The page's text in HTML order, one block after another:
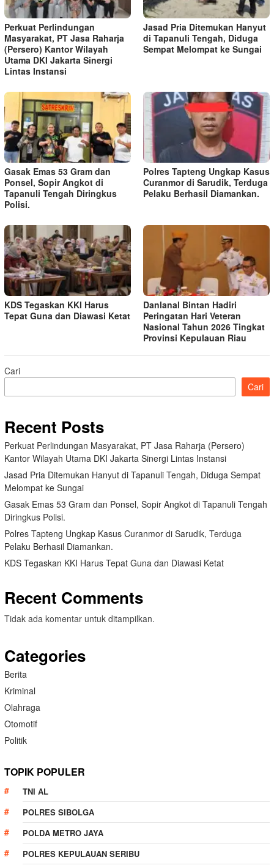
Perkuat Perlindungan
Masyarakat, PT Jasa Raharja
(Persero) Kantor Wilayah
Utama DKI Jakarta Sinergi
Lintas Instansi
Jasad Pria Ditemukan Hanyut
di Tapanuli Tengah, Diduga
Sempat Melompat ke Sungai
Gasak Emas 53 Gram dan
Ponsel, Sopir Angkot di
Tapanuli Tengah Diringkus
Polisi.
Polres Tapteng Ungkap Kasus
Curanmor di Sarudik, Terduga
Pelaku Berhasil Diamankan.
KDS Tegaskan KKI Harus
Tepat Guna dan Diawasi Ketat
Danlanal Bintan Hadiri
Peringatan Hari Veteran
Nasional Tahun 2026 Tingkat
Provinsi Kepulauan Riau
Cari
Cari
Recent Posts
Perkuat Perlindungan Masyarakat, PT Jasa Raharja (Persero)
Kantor Wilayah Utama DKI Jakarta Sinergi Lintas Instansi
Jasad Pria Ditemukan Hanyut di Tapanuli Tengah, Diduga Sempat
Melompat ke Sungai
Gasak Emas 53 Gram dan Ponsel, Sopir Angkot di Tapanuli Tengah
Diringkus Polisi.
Polres Tapteng Ungkap Kasus Curanmor di Sarudik, Terduga
Pelaku Berhasil Diamankan.
KDS Tegaskan KKI Harus Tepat Guna dan Diawasi Ketat
Recent Comments
Tidak ada komentar untuk ditampilkan.
Categories
Berita
Kriminal
Olahraga
Otomotif
Politik
TOPIK POPULER
TNI AL
POLRES SIBOLGA
POLDA METRO JAYA
POLRES KEPULAUAN SERIBU